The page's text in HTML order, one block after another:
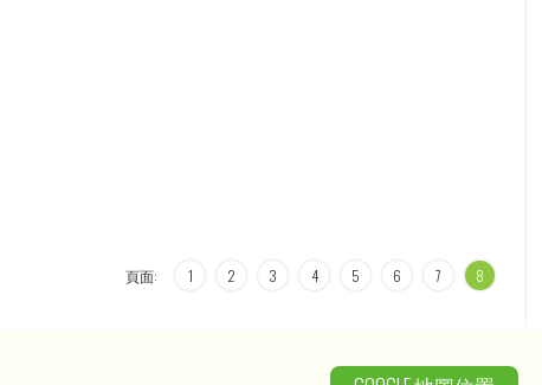
頁面: 1 2 3 4 5 6 7 8